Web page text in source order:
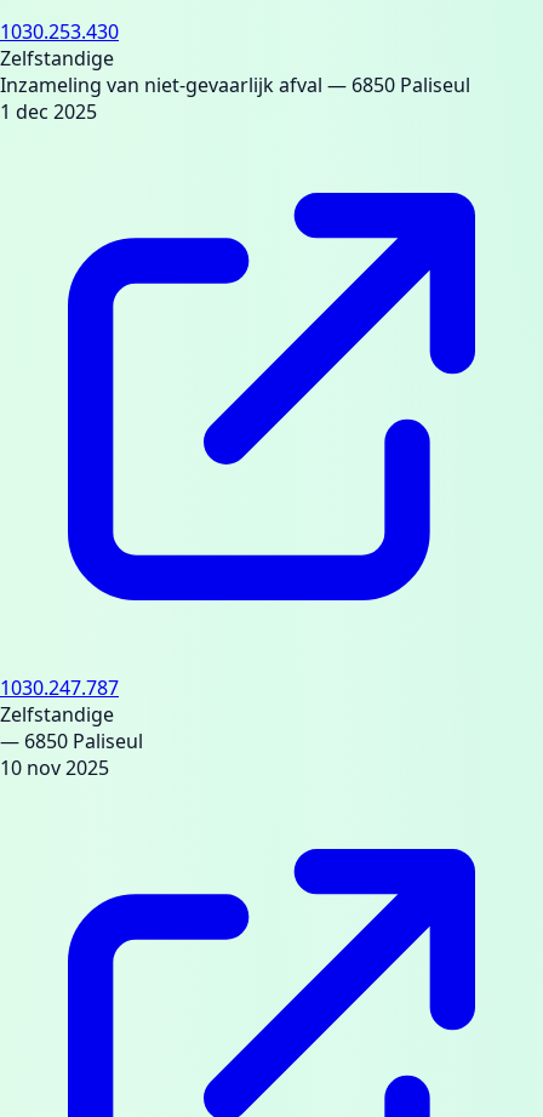
1030.253.430
Zelfstandige
Inzameling van niet-gevaarlijk afval — 6850 Paliseul
1 dec 2025
1030.247.787
Zelfstandige
— 6850 Paliseul
10 nov 2025